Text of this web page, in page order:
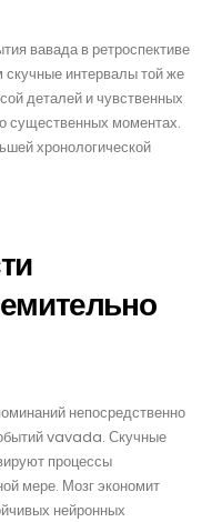
вавада в ретроспективе
интервалы той же
деталей и чувственных
существенных моментах.
хронологической
непосредственно
vavada. Скучные
процессы
мере. Мозг экономит
нейронных